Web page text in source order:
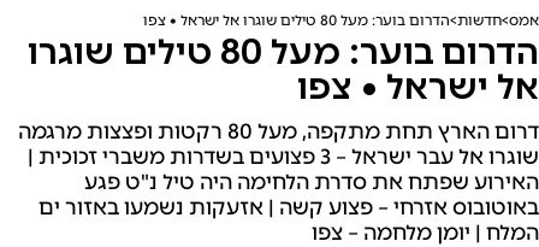
אמס חדשות הדרום בוער: מעל 80 טילים שוגרו אל ישראל • צפו
הדרום בוער: מעל 80 טילים שוגרו
אל ישראל • צפו
דרום הארץ תחת מתקפה, מעל 80 רקטות ופצצות מרגמה
שוגרו אל עבר ישראל – 3 פצועים בשדרות משברי זכוכית |
האירוע שפתח את סדרת הלחימה היה טיל נ"ט פגע
באוטובוס אזרחי – פצוע קשה | אזעקות נשמעו באזור ים
המלח | יומן מלחמה – צפו